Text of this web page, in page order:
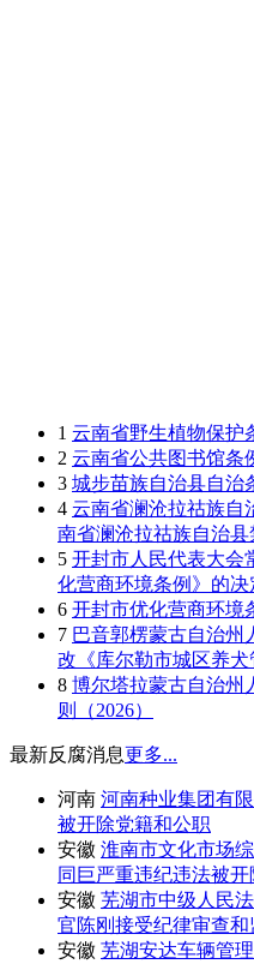
1 云南省野生植物保护
2 云南省公共图书馆条
3 城步苗族自治县自治
4 云南省澜沧拉祜族自
南省澜沧拉祜族自治县
5 开封市人民代表大会
化营商环境条例》的决
6 开封市优化营商环境
7 巴音郭楞蒙古自治州
改《库尔勒市城区养犬
8 博尔塔拉蒙古自治州
则（2026）
最新反腐消息更多...
河南 河南种业集团有
被开除党籍和公职
安徽 淮南市文化市场
同巨严重违纪违法被
安徽 芜湖市中级人民
官陈刚接受纪律审查和
安徽 芜湖安达车辆管